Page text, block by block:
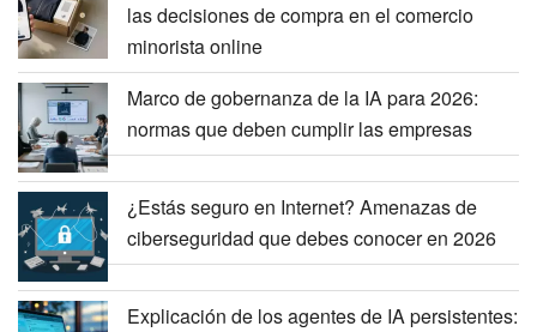
las decisiones de compra en el comercio
minorista online
Marco de gobernanza de la IA para 2026:
normas que deben cumplir las empresas
¿Estás seguro en Internet? Amenazas de
ciberseguridad que debes conocer en 2026
Explicación de los agentes de IA persistentes: